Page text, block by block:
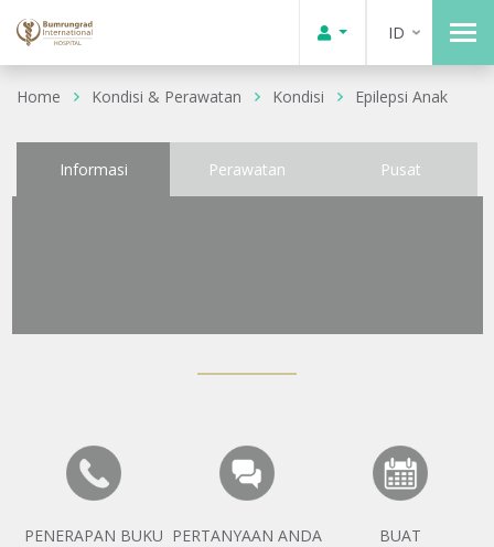
ID
Home Kondisi & Perawatan Kondisi Epilepsi Anak
Informasi Perawatan Pusat
PENERAPAN BUKU PERTANYAAN ANDA
BUAT